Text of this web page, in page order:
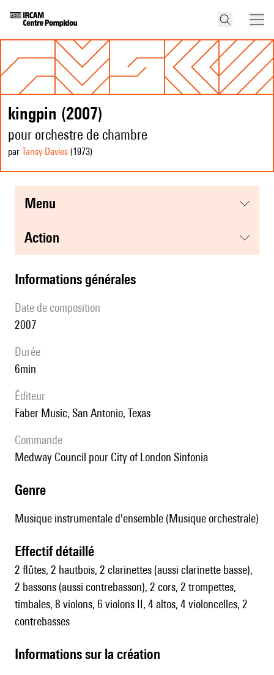
kingpin (2007)
pour orchestre de chambre
par Tansy Davies (1973)
menu
action
informations générales
date de composition
2007
durée
6min
éditeur
Faber Music, San Antonio, Texas
Commande
Medway Council pour City of London Sinfonia
genre
Musique instrumentale d'ensemble (Musique orchestrale)
effectif détaillé
2 flûtes, 2 hautbois, 2 clarinettes (aussi clarinette basse),
2 bassons (aussi contrebasson), 2 cors, 2 trompettes,
timbales, 8 violons, 6 violons II, 4 altos, 4 violoncelles, 2
contrebasses
informations sur la création